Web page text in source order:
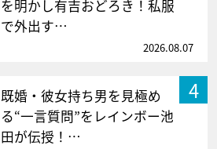
を明かし有吉おどろき！私服
で外出す…
2026.08.07
4
既婚・彼女持ち男を見極め
る“一言質問”をレインボー池
田が伝授！…